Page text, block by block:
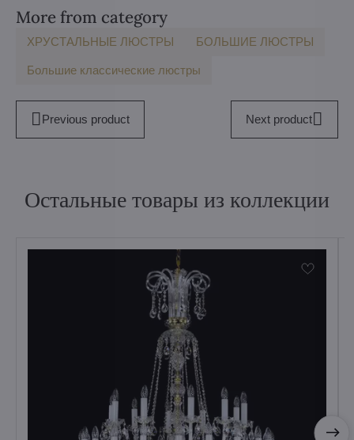
More from category
ХРУСТАЛЬНЫЕ ЛЮСТРЫ БOЛЬШИE ЛЮСТРЫ
Большие классические люстры
Previous product Next product
Остальные товары из коллекции